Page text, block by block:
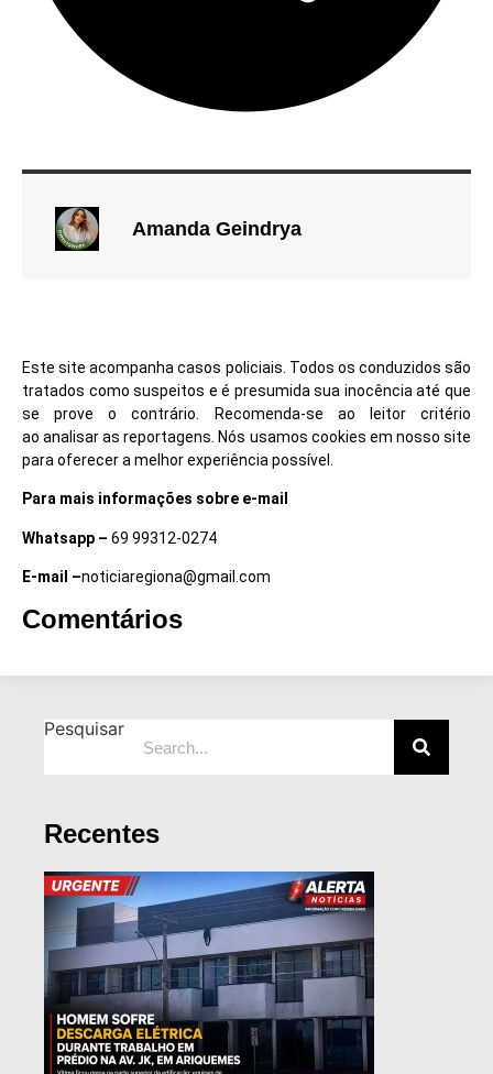
Amanda Geindrya
Este site acompanha casos policiais. Todos os conduzidos são
tratados como suspeitos e é presumida sua inocência até que
se prove o contrário. Recomenda-se ao leitor critério
ao analisar as reportagens. Nós usamos cookies em nosso site
para oferecer a melhor experiência possível.
Para mais informações sobre e-mail
Whatsapp – 69 99312-0274
E-mail –noticiaregiona@gmail.com
Comentários
Pesquisar
Recentes